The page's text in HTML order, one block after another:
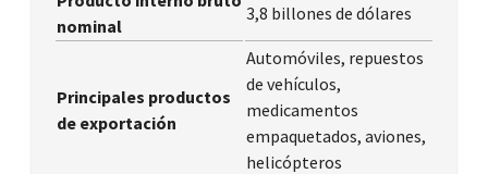
nominal
3,8 billones de dólares
Principales productos
de exportación
Automóviles, repuestos
de vehículos,
medicamentos
empaquetados, aviones,
helicópteros